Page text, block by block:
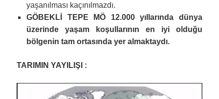
yaşanılması kaçınılmazdı.
GÖBEKLİ TEPE MÖ 12.000 yıllarında dünya
üzerinde yaşam koşullarının en iyi olduğu
bölgenin tam ortasında yer almaktaydı.
TARIMIN YAYILIŞI :